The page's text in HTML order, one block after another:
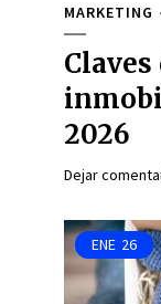
MARKETING
2026
Dejar
ENE 26